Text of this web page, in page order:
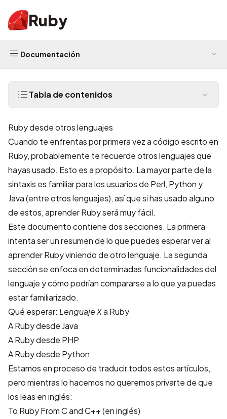
Ruby
Documentación
Tabla de contenidos
Ruby desde otros lenguajes
Cuando te enfrentas por primera vez a código escrito en
Ruby, probablemente te recuerde otros lenguajes que
hayas usado. Esto es a propósito. La mayor parte de la
sintaxis es familiar para los usuarios de Perl, Python y
Java (entre otros lenguajes), así que si has usado alguno
de estos, aprender Ruby será muy fácil.
Este documento contiene dos secciones. La primera
intenta ser un resumen de lo que puedes esperar ver al
aprender Ruby viniendo de otro lenguaje. La segunda
sección se enfoca en determinadas funcionalidades del
lenguaje y cómo podrían compararse a lo que ya puedas
estar familiarizado.
Qué esperar: Lenguaje Xa Ruby
A Ruby desde Java
A Ruby desde PHP
A Ruby desde Python
Estamos en proceso de traducir todos estos artículos,
pero mientras lo hacemos no queremos privarte de que
los leas en inglés:
To Ruby From C and C++(en inglés)